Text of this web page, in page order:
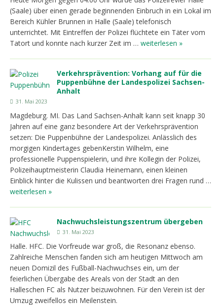
(Saale) über einen gerade beginnenden Einbruch in ein Lokal im
Bereich Kühler Brunnen in Halle (Saale) telefonisch
unterrichtet. Mit Eintreffen der Polizei flüchtete ein Täter vom
Tatort und konnte nach kurzer Zeit im … weiterlesen »
Verkehrsprävention: Vorhang auf für die
Puppenbühne der Landespolizei Sachsen-
Anhalt
31. Mai 2023
Magdeburg. MI. Das Land Sachsen-Anhalt kann seit knapp 30
Jahren auf eine ganz besondere Art der Verkehrsprävention
setzen: Die Puppenbühne der Landespolizei. Anlässlich des
morgigen Kindertages gebenKerstin Wilhelm, eine
professionelle Puppenspielerin, und ihre Kollegin der Polizei,
Polizeihauptmeisterin Claudia Heinemann, einen kleinen
Einblick hinter die Kulissen und beantworten drei Fragen rund …
weiterlesen »
Nachwuchsleistungszentrum übergeben
31. Mai 2023
Halle. HFC. Die Vorfreude war groß, die Resonanz ebenso.
Zahlreiche Menschen fanden sich am heutigen Mittwoch am
neuen Domizil des Fußball-Nachwuchses ein, um der
feierlichen Übergabe des Areals von der Stadt an den
Halleschen FC als Nutzer beizuwohnen. Für den Verein ist der
Umzug zweifellos ein Meilenstein.